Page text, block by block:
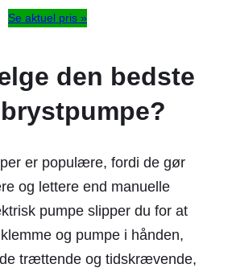
Se aktuel pris »
den bedste
er populære, fordi de gør
og lettere end manuelle
pumpe slipper du for at
og pumpe i hånden,
trættende og tidskrævende,